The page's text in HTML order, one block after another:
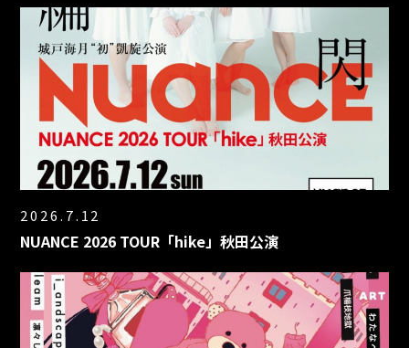
2026.7.12
NUANCE 2026 TOUR「hike」秋田公演